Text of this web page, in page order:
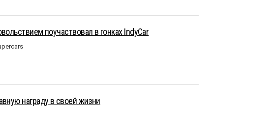
поучаствовал в гонках IndyCar
награду в своей жизни